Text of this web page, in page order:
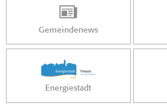
Gemeindenews
Energiestadt